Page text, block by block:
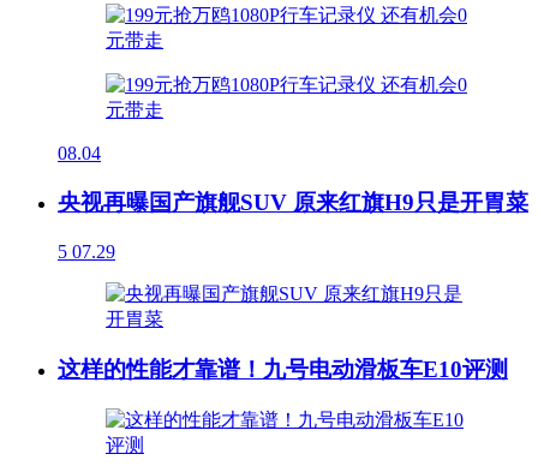
08.04
央视再曝国产旗舰SUV 原来红旗H9只是开胃菜
5 07.29
这样的性能才靠谱！九号电动滑板车E10评测